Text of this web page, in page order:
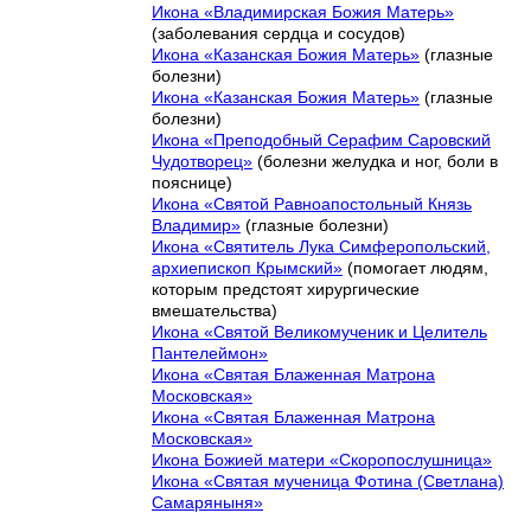
Икона «Владимирская Божия Матерь»
(заболевания сердца и сосудов)
Икона «Казанская Божия Матерь» (глазные
болезни)
Икона «Казанская Божия Матерь» (глазные
болезни)
Икона «Преподобный Серафим Саровский
Чудотворец» (болезни желудка и ног, боли в
пояснице)
Икона «Святой Равноапостольный Князь
Владимир» (глазные болезни)
Икона «Святитель Лука Симферопольский,
архиепископ Крымский» (помогает людям,
которым предстоят хирургические
вмешательства)
Икона «Святой Великомученик и Целитель
Пантелеймон»
Икона «Святая Блаженная Матрона
Московская»
Икона «Святая Блаженная Матрона
Московская»
Икона Божией матери «Скоропослушница»
Икона «Святая мученица Фотина (Светлана)
Самаряныня»